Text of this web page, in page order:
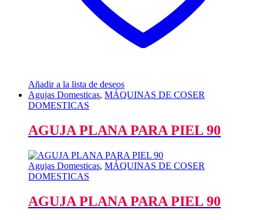
Añadir a la lista de deseos
Agujas Domesticas, MÁQUINAS DE COSER
DOMESTICAS
AGUJA PLANA PARA PIEL 90
Agujas Domesticas, MÁQUINAS DE COSER
DOMESTICAS
AGUJA PLANA PARA PIEL 90